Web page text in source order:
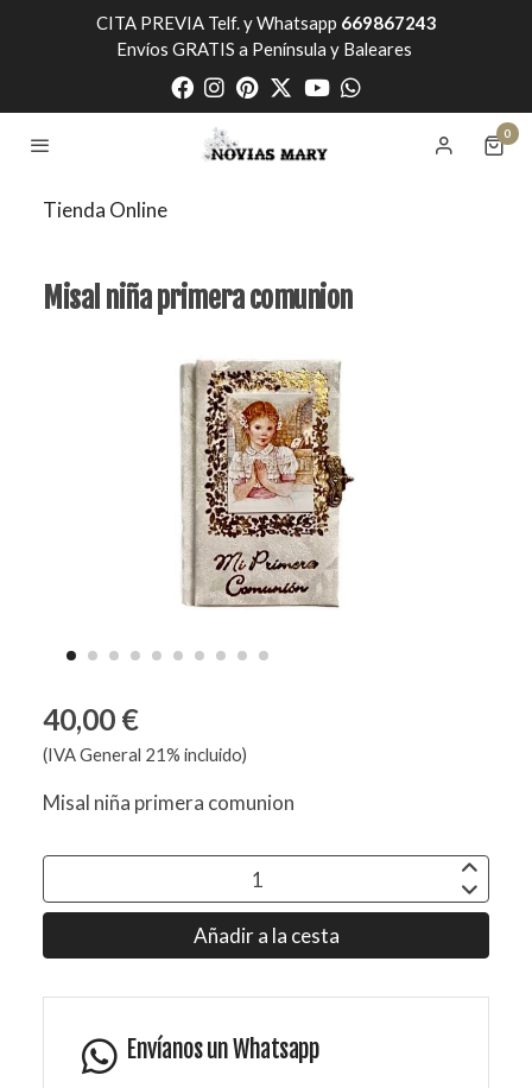
CITA PREVIA Telf. y Whatsapp 669867243
Envíos GRATIS a Península y Baleares
0
Tienda Online
Misal niña primera comunion
40,00 €
(IVA General 21% incluido)
Misal niña primera comunion
Añadir a la cesta
Envíanos un Whatsapp